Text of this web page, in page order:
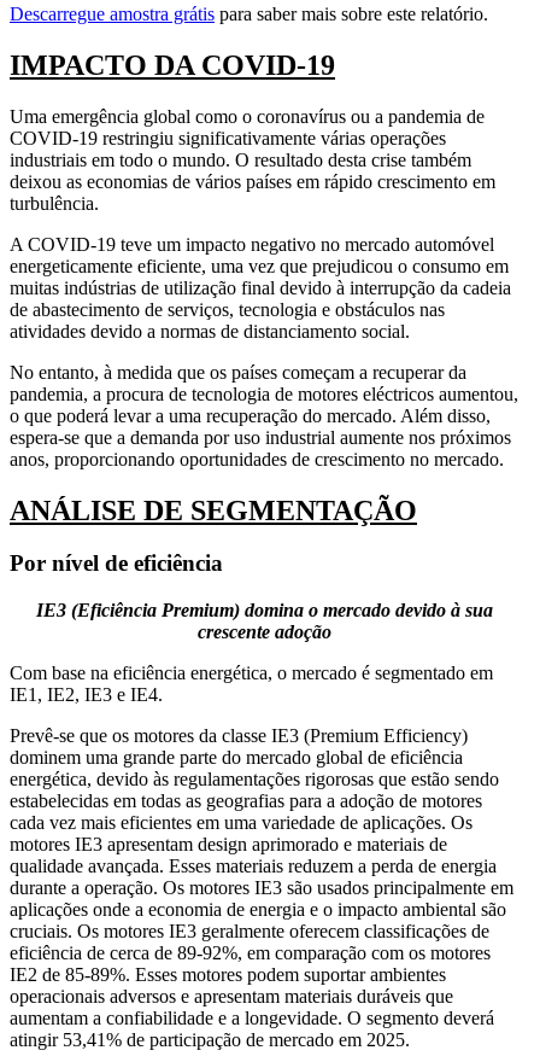
Descarregue amostra grátis para saber mais sobre este relatório.
IMPACTO DA COVID-19
Uma emergência global como o coronavírus ou a pandemia de
COVID-19 restringiu significativamente várias operações
industriais em todo o mundo. O resultado desta crise também
deixou as economias de vários países em rápido crescimento em
turbulência.
A COVID-19 teve um impacto negativo no mercado automóvel
energeticamente eficiente, uma vez que prejudicou o consumo em
muitas indústrias de utilização final devido à interrupção da cadeia
de abastecimento de serviços, tecnologia e obstáculos nas
atividades devido a normas de distanciamento social.
No entanto, à medida que os países começam a recuperar da
pandemia, a procura de tecnologia de motores eléctricos aumentou,
o que poderá levar a uma recuperação do mercado. Além disso,
espera-se que a demanda por uso industrial aumente nos próximos
anos, proporcionando oportunidades de crescimento no mercado.
ANÁLISE DE SEGMENTAÇÃO
Por nível de eficiência
IE3 (Eficiência Premium) domina o mercado devido à sua
crescente adoção
Com base na eficiência energética, o mercado é segmentado em
IE1, IE2, IE3 e IE4.
Prevê-se que os motores da classe IE3 (Premium Efficiency)
dominem uma grande parte do mercado global de eficiência
energética, devido às regulamentações rigorosas que estão sendo
estabelecidas em todas as geografias para a adoção de motores
cada vez mais eficientes em uma variedade de aplicações. Os
motores IE3 apresentam design aprimorado e materiais de
qualidade avançada. Esses materiais reduzem a perda de energia
durante a operação. Os motores IE3 são usados ​​principalmente em
aplicações onde a economia de energia e o impacto ambiental são
cruciais. Os motores IE3 geralmente oferecem classificações de
eficiência de cerca de 89-92%, em comparação com os motores
IE2 de 85-89%. Esses motores podem suportar ambientes
operacionais adversos e apresentam materiais duráveis ​​que
aumentam a confiabilidade e a longevidade. O segmento deverá
atingir 53,41% de participação de mercado em 2025.